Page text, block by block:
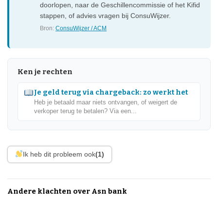
doorlopen, naar de Geschillencommissie of het Kifid
stappen, of advies vragen bij ConsuWijzer.
Bron:ConsuWijzer / ACM
Ken je rechten
Je geld terug via chargeback: zo werkt het
Heb je betaald maar niets ontvangen, of weigert de
verkoper terug te betalen? Via een...
Ik heb dit probleem ook(1)
Andere klachten over Asn bank